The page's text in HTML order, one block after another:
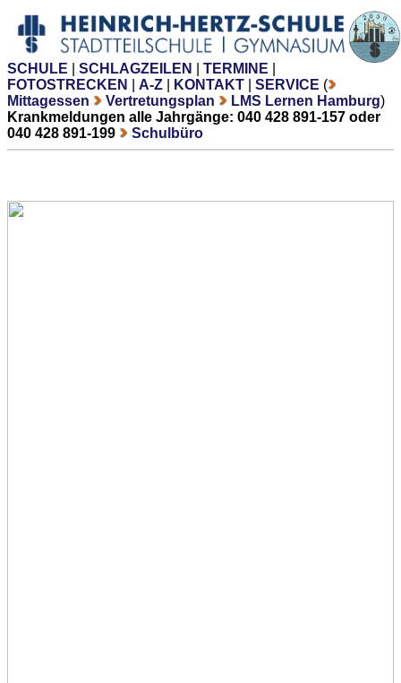
SCHULE SCHLAGZEILEN TERMINE
FOTOSTRECKEN
A-Z KONTAKT SERVICE (
Mittagessen
Vertretungsplan LMS Lernen Hamburg)
Krankmeldungen alle Jahrgänge: 040 428 891-157 oder
040 428 891-199
Schulbüro